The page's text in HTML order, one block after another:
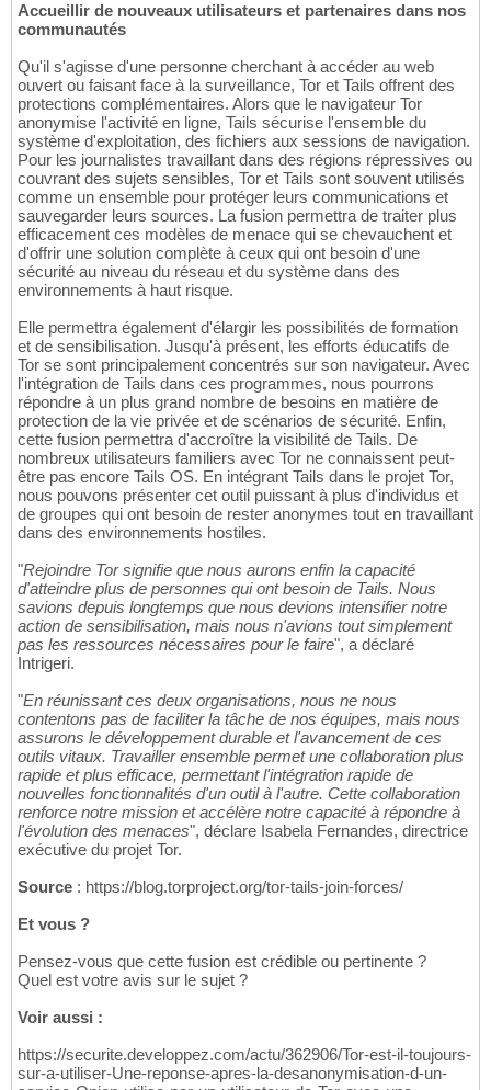
Accueillir de nouveaux utilisateurs et partenaires dans nos
communautés
Qu'il s'agisse d'une personne cherchant à accéder au web
ouvert ou faisant face à la surveillance, Tor et Tails offrent des
protections complémentaires. Alors que le navigateur Tor
anonymise l'activité en ligne, Tails sécurise l'ensemble du
système d'exploitation, des fichiers aux sessions de navigation.
Pour les journalistes travaillant dans des régions répressives ou
couvrant des sujets sensibles, Tor et Tails sont souvent utilisés
comme un ensemble pour protéger leurs communications et
sauvegarder leurs sources. La fusion permettra de traiter plus
efficacement ces modèles de menace qui se chevauchent et
d'offrir une solution complète à ceux qui ont besoin d'une
sécurité au niveau du réseau et du système dans des
environnements à haut risque.
Elle permettra également d'élargir les possibilités de formation
et de sensibilisation. Jusqu'à présent, les efforts éducatifs de
Tor se sont principalement concentrés sur son navigateur. Avec
l'intégration de Tails dans ces programmes, nous pourrons
répondre à un plus grand nombre de besoins en matière de
protection de la vie privée et de scénarios de sécurité. Enfin,
cette fusion permettra d'accroître la visibilité de Tails. De
nombreux utilisateurs familiers avec Tor ne connaissent peut-
être pas encore Tails OS. En intégrant Tails dans le projet Tor,
nous pouvons présenter cet outil puissant à plus d'individus et
de groupes qui ont besoin de rester anonymes tout en travaillant
dans des environnements hostiles.
"Rejoindre Tor signifie que nous aurons enfin la capacité
d'atteindre plus de personnes qui ont besoin de Tails. Nous
savions depuis longtemps que nous devions intensifier notre
action de sensibilisation, mais nous n'avions tout simplement
pas les ressources nécessaires pour le faire", a déclaré
Intrigeri.
"En réunissant ces deux organisations, nous ne nous
contentons pas de faciliter la tâche de nos équipes, mais nous
assurons le développement durable et l'avancement de ces
outils vitaux. Travailler ensemble permet une collaboration plus
rapide et plus efficace, permettant l'intégration rapide de
nouvelles fonctionnalités d'un outil à l'autre. Cette collaboration
renforce notre mission et accélère notre capacité à répondre à
l'évolution des menaces", déclare Isabela Fernandes, directrice
exécutive du projet Tor.
Source : https://blog.torproject.org/tor-tails-join-forces/
Et vous ?
Pensez-vous que cette fusion est crédible ou pertinente ?
Quel est votre avis sur le sujet ?
Voir aussi :
https://securite.developpez.com/actu/362906/Tor-est-il-toujours-
sur-a-utiliser-Une-reponse-apres-la-desanonymisation-d-un-